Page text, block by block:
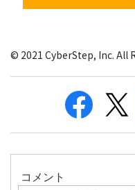
© 2021 CyberStep, Inc. All